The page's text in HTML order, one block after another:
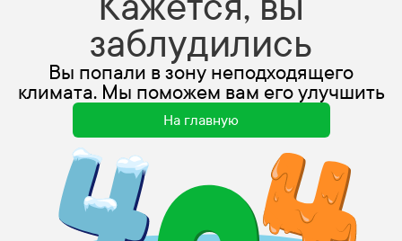
заблудились
Вы попали в зону неподходящего
климата. Мы поможем вам его улучшить
На главную